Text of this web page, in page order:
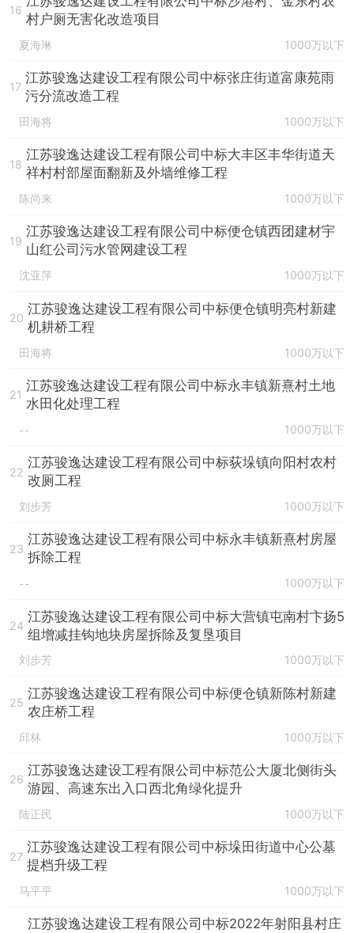
16
村户厕无害化改造项目
夏海琳 1000万以下
17
江苏骏逸达建设工程有限公司中标张庄街道富康苑雨
污分流改造工程
田海将 1000万以下
18
江苏骏逸达建设工程有限公司中标大丰区丰华街道天
祥村村部屋面翻新及外墙维修工程
陈尚来 1000万以下
19
江苏骏逸达建设工程有限公司中标便仓镇西团建材宇
山红公司污水管网建设工程
沈亚萍 1000万以下
20
江苏骏逸达建设工程有限公司中标便仓镇明亮村新建
机耕桥工程
田海将 1000万以下
21
江苏骏逸达建设工程有限公司中标永丰镇新熹村土地
水田化处理工程
-- 1000万以下
22
江苏骏逸达建设工程有限公司中标荻垛镇向阳村农村
改厕工程
刘步芳 1000万以下
23
江苏骏逸达建设工程有限公司中标永丰镇新熹村房屋
拆除工程
-- 1000万以下
24
江苏骏逸达建设工程有限公司中标大营镇屯南村卞扬5
组增减挂钩地块房屋拆除及复垦项目
刘步芳 1000万以下
25
江苏骏逸达建设工程有限公司中标便仓镇新陈村新建
农庄桥工程
邱林 1000万以下
26
江苏骏逸达建设工程有限公司中标范公大厦北侧街头
游园、高速东出入口西北角绿化提升
陆正民 1000万以下
27
江苏骏逸达建设工程有限公司中标垛田街道中心公墓
提档升级工程
马平平 1000万以下
江苏骏逸达建设工程有限公司中标2022年射阳县村庄